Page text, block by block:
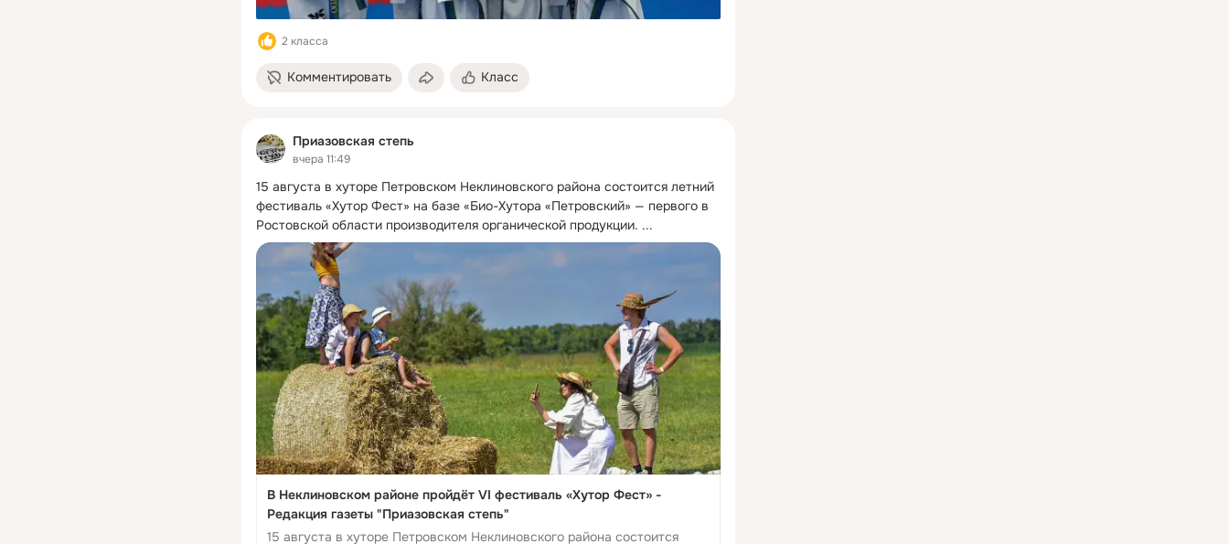
2 класса
Комментировать Класс
Приазовская степь
вчера 11:49
15 августа в хуторе Петровском Неклиновского района состоится летний
фестиваль «Хутор Фест» на базе «Био-Хутора «Петровский» — первого в
Ростовской области производителя органической продукции. ...
В Неклиновском районе пройдёт VI фестиваль «Хутор Фест» -
Редакция газеты "Приазовская степь"
15 августа в хуторе Петровском Неклиновского района состоится